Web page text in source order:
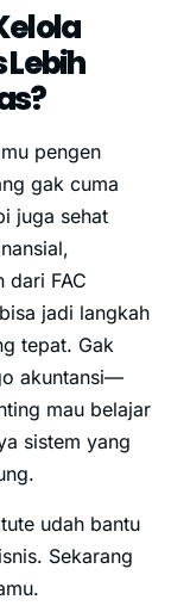
Lebih
pengen
gak cuma
juga sehat
dari FAC
jadi langkah
tepat. Gak
akuntansi—
mau belajar
sistem yang
udah bantu
Sekarang